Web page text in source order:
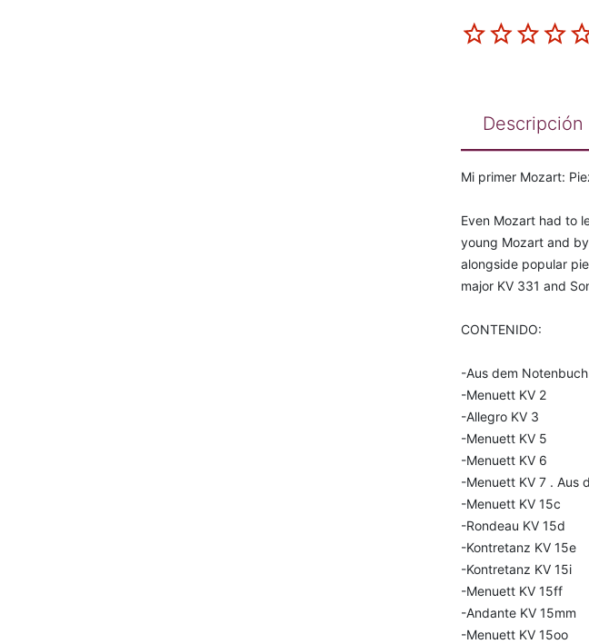
Descripción
Mi primer Mozart:
Even Mozart had to
young Mozart and
alongside popular
major KV 331 and
CONTENIDO:
-Aus dem
-Menuett KV 2
-Allegro KV 3
-Menuett KV 5
-Menuett KV 6
-Menuett KV 7 . Aus
-Menuett KV 15c
-Rondeau KV 15d
-Kontretanz KV 15e
-Kontretanz KV 15i
-Menuett KV 15ff
-Andante KV 15mm
-Menuett KV 15oo